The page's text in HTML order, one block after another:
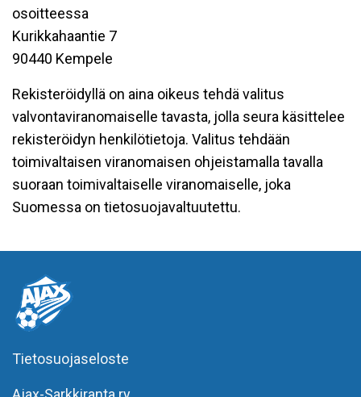
osoitteessa
Kurikkahaantie 7
90440 Kempele
Rekisteröidyllä on aina oikeus tehdä valitus
valvontaviranomaiselle tavasta, jolla seura käsittelee
rekisteröidyn henkilötietoja. Valitus tehdään
toimivaltaisen viranomaisen ohjeistamalla tavalla
suoraan toimivaltaiselle viranomaiselle, joka
Suomessa on tietosuojavaltuutettu.
Tietosuojaseloste